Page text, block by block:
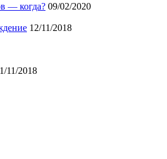
— когда? 09/02/2020
12/11/2018
11/2018